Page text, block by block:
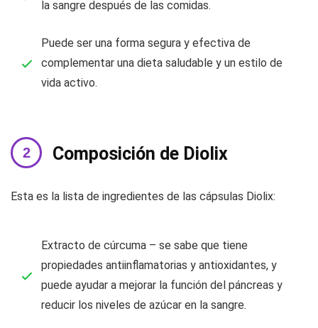
la sangre después de las comidas.
Puede ser una forma segura y efectiva de
complementar una dieta saludable y un estilo de
vida activo.
Composición de Diolix
Esta es la lista de ingredientes de las cápsulas Diolix:
Extracto de cúrcuma – se sabe que tiene
propiedades antiinflamatorias y antioxidantes, y
puede ayudar a mejorar la función del páncreas y
reducir los niveles de azúcar en la sangre.